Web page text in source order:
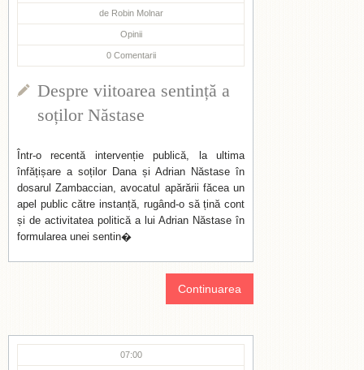
de Robin Molnar
Opinii
0 Comentarii
Despre viitoarea sentință a
soților Năstase
Într-o recentă intervenție publică, la ultima
înfățișare a soților Dana și Adrian Năstase în
dosarul Zambaccian, avocatul apărării făcea un
apel public către instanță, rugând-o să țină cont
și de activitatea politică a lui Adrian Năstase în
formularea unei sentin�
Continuarea
07:00